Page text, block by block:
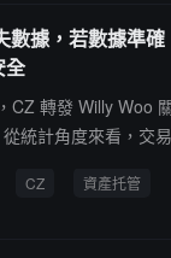
數據，若數據準
全
CZ 轉發 Willy Woo
統計角度來看，交
會公開披露，因此
CZ 資產托管